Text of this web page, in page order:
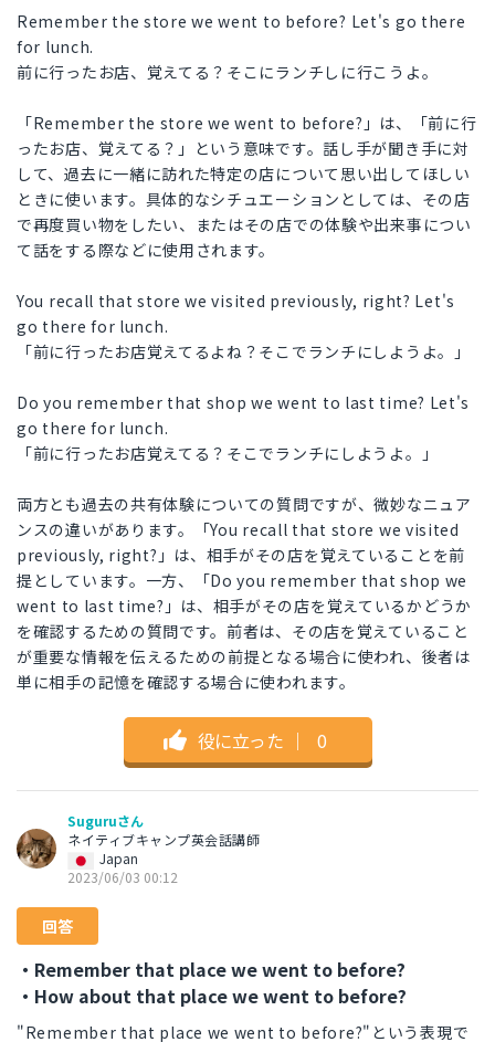
Remember the store we went to before? Let's go there
for lunch.
前に行ったお店、覚えてる？そこにランチしに行こうよ。
「Remember the store we went to before?」は、「前に行
ったお店、覚えてる？」という意味です。話し手が聞き手に対
して、過去に一緒に訪れた特定の店について思い出してほしい
ときに使います。具体的なシチュエーションとしては、その店
で再度買い物をしたい、またはその店での体験や出来事につい
て話をする際などに使用されます。
You recall that store we visited previously, right? Let's
go there for lunch.
「前に行ったお店覚えてるよね？そこでランチにしようよ。」
Do you remember that shop we went to last time? Let's
go there for lunch.
「前に行ったお店覚えてる？そこでランチにしようよ。」
両方とも過去の共有体験についての質問ですが、微妙なニュア
ンスの違いがあります。「You recall that store we visited
previously, right?」は、相手がその店を覚えていることを前
提としています。一方、「Do you remember that shop we
went to last time?」は、相手がその店を覚えているかどうか
を確認するための質問です。前者は、その店を覚えていること
が重要な情報を伝えるための前提となる場合に使われ、後者は
単に相手の記憶を確認する場合に使われます。
役に立った ｜ 0
Suguruさん
ネイティブキャンプ英会話講師
Japan
2023/06/03 00:12
回答
・Remember that place we went to before?
・How about that place we went to before?
"Remember that place we went to before?"という表現で